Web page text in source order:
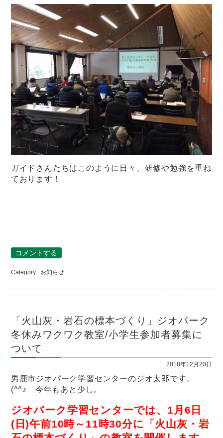
ガイドさんたちはこのように日々、研修や勉強を重ね
ております！
コメントする
Category : お知らせ
「火山灰・岩石の標本づくり」ジオパーク
冬休みワクワク教室/小学生参加者募集に
ついて
2018年12月20日
男鹿市ジオパーク学習センターのジオ太郎です。
(^^♪ 今年もあと少し。
ジオパーク学習センターでは、1月6日
(日)午前10時～11時30分に「火山灰・岩